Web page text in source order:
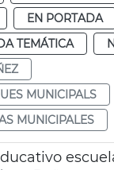
EN PORTADA
TEMÁTICA
MUNICIPALS
MUNICIPALES